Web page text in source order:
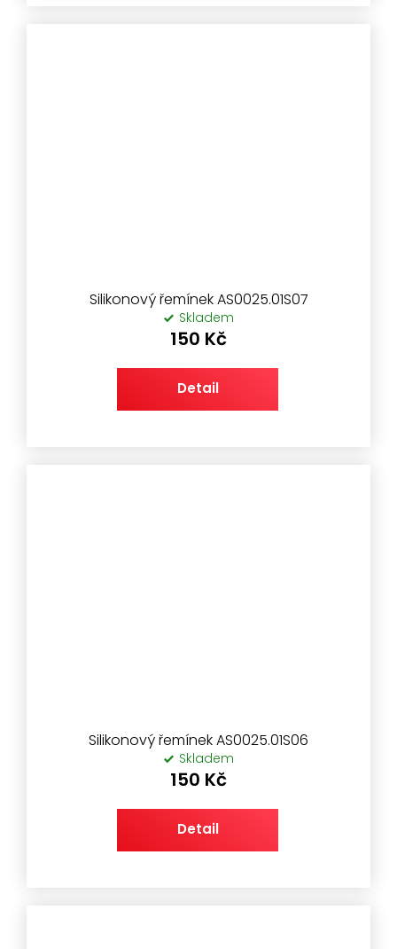
Silikonový řemínek AS0025.01S07
Skladem
150 Kč
Detail
Silikonový řemínek AS0025.01S06
Skladem
150 Kč
Detail